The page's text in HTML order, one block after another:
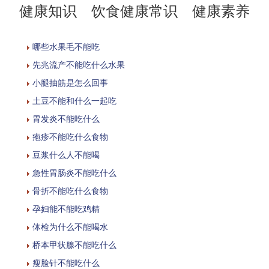
健康知识 饮食健康常识 健康素养
哪些水果毛不能吃
先兆流产不能吃什么水果
小腿抽筋是怎么回事
土豆不能和什么一起吃
胃发炎不能吃什么
疱疹不能吃什么食物
豆浆什么人不能喝
急性胃肠炎不能吃什么
骨折不能吃什么食物
孕妇能不能吃鸡精
体检为什么不能喝水
桥本甲状腺不能吃什么
瘦脸针不能吃什么